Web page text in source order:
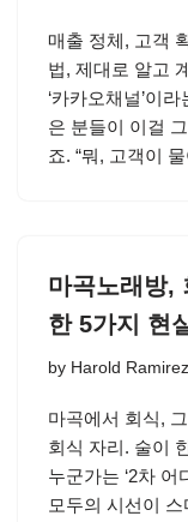
매출 정체, 고객
법, 제대로 알고
‘카카오채널’이
은 분들이 이걸
죠. “뭐, 고객이
마곡노래방,
한 5가지 현
by Harold Ramirez
마곡에서 회식,
회식 자리. 술이
누군가는 ‘2차 어
모두의 시선이